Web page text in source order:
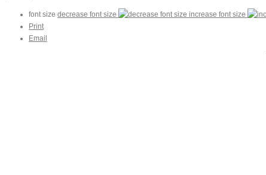
font size decrease font size
increase font size
Print
Email